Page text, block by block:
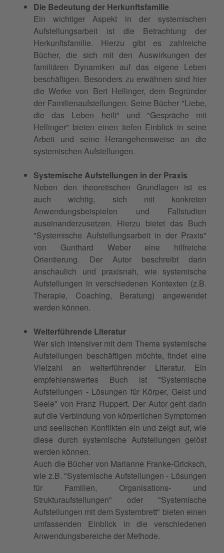
Die Bedeutung der Herkunftsfamilie
Ein wichtiger Aspekt in der systemischen
Aufstellungsarbeit ist die Betrachtung der
Herkunftsfamilie. Hierzu gibt es zahlreiche
Bücher, die sich mit den Auswirkungen der
familiären Dynamiken auf das eigene Leben
beschäftigen. Besonders zu erwähnen sind hier
die Werke von Bert Hellinger, dem Begründer
der Familienaufstellungen. Seine Bücher "Liebe,
die das Leben heilt" und "Gespräche mit
Hellinger" bieten einen tiefen Einblick in seine
Arbeit und seine Herangehensweise an die
systemischen Aufstellungen.
Systemische Aufstellungen in der Praxis
Neben den theoretischen Grundlagen ist es
auch wichtig, sich mit konkreten
Anwendungsbeispielen und Fallstudien
auseinanderzusetzen. Hierzu bietet das Buch
"Systemische Aufstellungsarbeit in der Praxis"
von Gunthard Weber eine hilfreiche
Orientierung. Der Autor beschreibt darin
anschaulich und praxisnah, wie systemische
Aufstellungen in verschiedenen Kontexten (z.B.
Therapie, Coaching, Beratung) angewendet
werden können.
Weiterführende Literatur
Wer sich intensiver mit dem Thema systemische
Aufstellungen beschäftigen möchte, findet eine
Vielzahl an weiterführender Literatur. Ein
empfehlenswertes Buch ist "Systemische
Aufstellungen - Lösungen für Körper, Geist und
Seele" von Franz Ruppert. Der Autor geht darin
auf die Verbindung von körperlichen Symptomen
und seelischen Konflikten ein und zeigt auf, wie
diese durch systemische Aufstellungen gelöst
werden können.
Auch die Bücher von Marianne Franke-Gricksch,
wie z.B. "Systemische Aufstellungen - Lösungen
für Familien, Organisations- und
Strukturaufstellungen" oder "Systemische
Aufstellungen mit dem Systembrett" bieten einen
umfassenden Einblick in die verschiedenen
Anwendungsbereiche der Methode.